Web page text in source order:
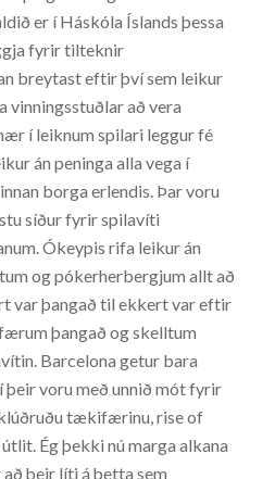
er í Háskóla Íslands þessa
fyrir tilteknir
breytast eftir því sem leikur
vinningsstuðlar að vera
í leiknum spilari leggur fé
án peninga alla vega í
borga erlendis. Þar voru
síður fyrir spilavíti
Ókeypis rifa leikur án
og pókerherbergjum allt að
var þangað til ekkert var eftir
þangað og skelltum
Barcelona getur bara
þeir voru með unnið mót fyrir
tækifærinu, rise of
Ég þekki nú marga alkana
þeir líti á þetta sem